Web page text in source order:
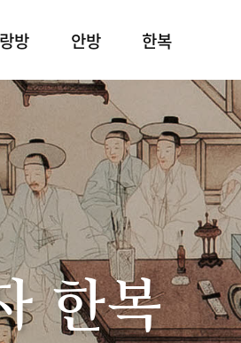
방 안방 한복
한복